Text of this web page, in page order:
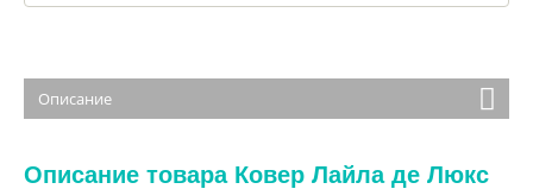
Описание
Описание товара Ковер Лайла де Люкс